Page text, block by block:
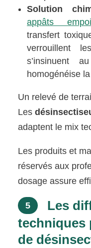
Solution
appâts
transfert
verrouillent
s’insinuent
homogénéise
Un relevé de
Les
adaptent le mix
Les produits et
réservés aux
dosage assure
5
Les
techniques
de